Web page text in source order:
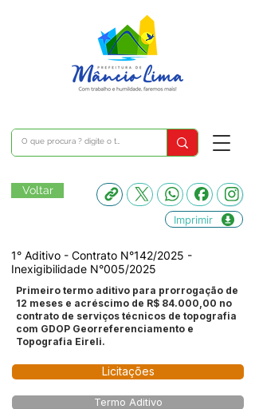
Voltar
Imprimir
1° Aditivo - Contrato N°142/2025 -
Inexigibilidade N°005/2025
Primeiro termo aditivo para prorrogação de
12 meses e acréscimo de R$ 84.000,00 no
contrato de serviços técnicos de topografia
com GDOP Georreferenciamento e
Topografia Eireli.
Licitações
Termo Aditivo